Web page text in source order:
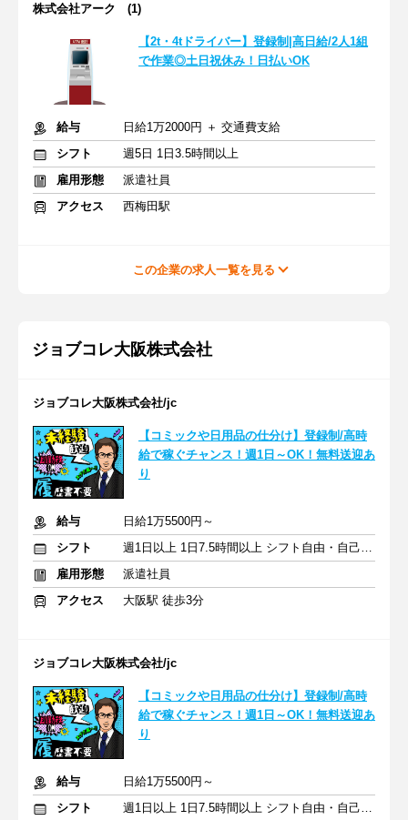
株式会社アーク (1)
【2t・4tドライバー】登録制|高日給/2人1組
で作業◎土日祝休み！日払いOK
給与
日給1万2000円 ＋ 交通費支給
シフト
週5日 1日3.5時間以上
雇用形態
派遣社員
アクセス
西梅田駅
この企業の求人一覧を見る
ジョブコレ大阪株式会社
ジョブコレ大阪株式会社/jc
【コミックや日用品の仕分け】登録制/高時
給で稼ぐチャンス！週1日～OK！無料送迎あ
り
給与
日給1万5500円～
シフト
週1日以上 1日7.5時間以上 シフト自由・自己申告
雇用形態
派遣社員
アクセス
大阪駅 徒歩3分
ジョブコレ大阪株式会社/jc
【コミックや日用品の仕分け】登録制/高時
給で稼ぐチャンス！週1日～OK！無料送迎あ
り
給与
日給1万5500円～
シフト
週1日以上 1日7.5時間以上 シフト自由・自己申告